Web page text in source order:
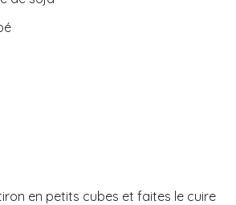
en petits cubes et faites le cuire